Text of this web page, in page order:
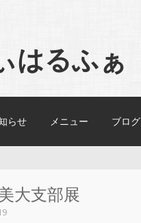
はるふぁ
らせ メニュー ブログ
大支部展